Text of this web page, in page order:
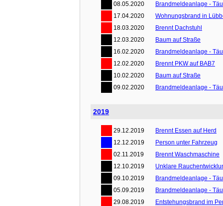
08.05.2020
Brandmeldeanlage -
17.04.2020
Wohnungsbrand in
18.03.2020
Brennt Dachstuhl
12.03.2020
Baum auf Straße
16.02.2020
Brandmeldeanlage -
12.02.2020
Brennt PKW auf BAB7
10.02.2020
Baum auf Straße
09.02.2020
Brandmeldeanlage -
2019
29.12.2019
Brennt Essen auf Herd
12.12.2019
Person unter Fahrzeug
02.11.2019
Brennt Waschmaschine
12.10.2019
Unklare
09.10.2019
Brandmeldeanlage -
05.09.2019
Brandmeldeanlage -
29.08.2019
Entstehungsbrand im